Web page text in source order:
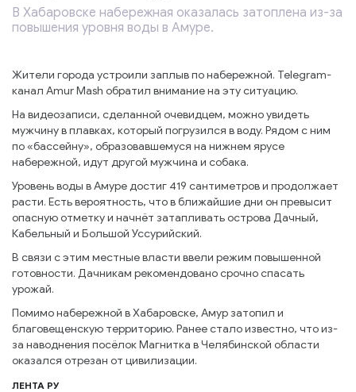
В Хабаровске набережная оказалась затоплена из-за
повышения уровня воды в Амуре.
Жители города устроили заплыв по набережной. Telegram-
канал Amur Mash обратил внимание на эту ситуацию.
На видеозаписи, сделанной очевидцем, можно увидеть
мужчину в плавках, который погрузился в воду. Рядом с ним
по «бассейну», образовавшемуся на нижнем ярусе
набережной, идут другой мужчина и собака.
Уровень воды в Амуре достиг 419 сантиметров и продолжает
расти. Есть вероятность, что в ближайшие дни он превысит
опасную отметку и начнёт затапливать острова Дачный,
Кабельный и Большой Уссурийский.
В связи с этим местные власти ввели режим повышенной
готовности. Дачникам рекомендовано срочно спасать
урожай.
Помимо набережной в Хабаровске, Амур затопил и
благовещенскую территорию. Ранее стало известно, что из-
за наводнения посёлок Магнитка в Челябинской области
оказался отрезан от цивилизации.
ЛЕНТА РУ